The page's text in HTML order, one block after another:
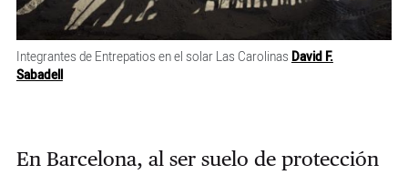
Integrantes de Entrepatios en el solar Las Carolinas David F.
Sabadell
En Barcelona, al ser suelo de protección